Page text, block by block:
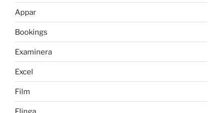
Appar
Bookings
Examinera
Excel
Film